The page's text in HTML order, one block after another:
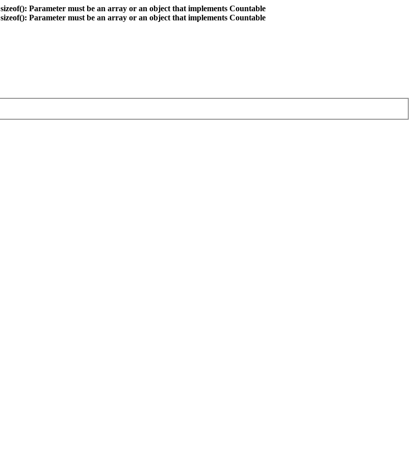
sizeof(): Parameter must be an array or an object that implements Countable
sizeof(): Parameter must be an array or an object that implements Countable